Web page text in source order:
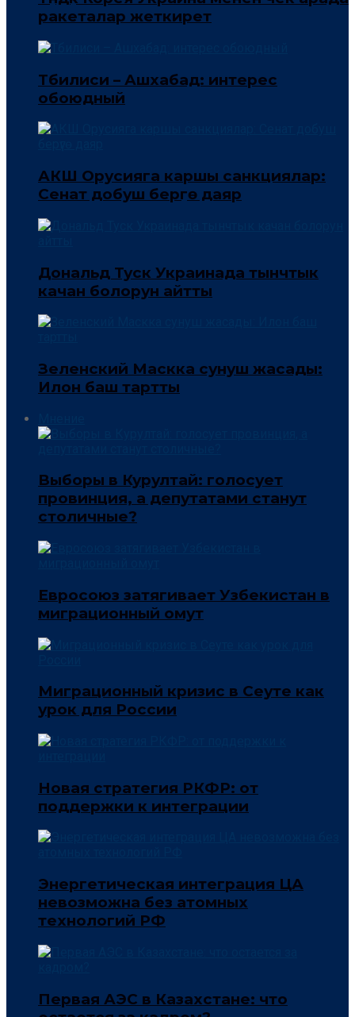
ракеталар жеткирет
Тбилиси – Ашхабад: интерес
обоюдный
АКШ Орусияга каршы санкциялар:
Сенат добуш берүүгө даяр
Дональд Туск Украинада тынчтык
качан болорун айтты
Зеленский Маскка сунуш жасады:
Илон баш тартты
Выборы в Курултай: голосует
провинция, а депутатами станут
столичные?
Евросоюз затягивает Узбекистан в
миграционный омут
Миграционный кризис в Сеуте как
урок для России
Новая стратегия РКФР: от
поддержки к интеграции
Энергетическая интеграция ЦА
невозможна без атомных
технологий РФ
Первая АЭС в Казахстане: что